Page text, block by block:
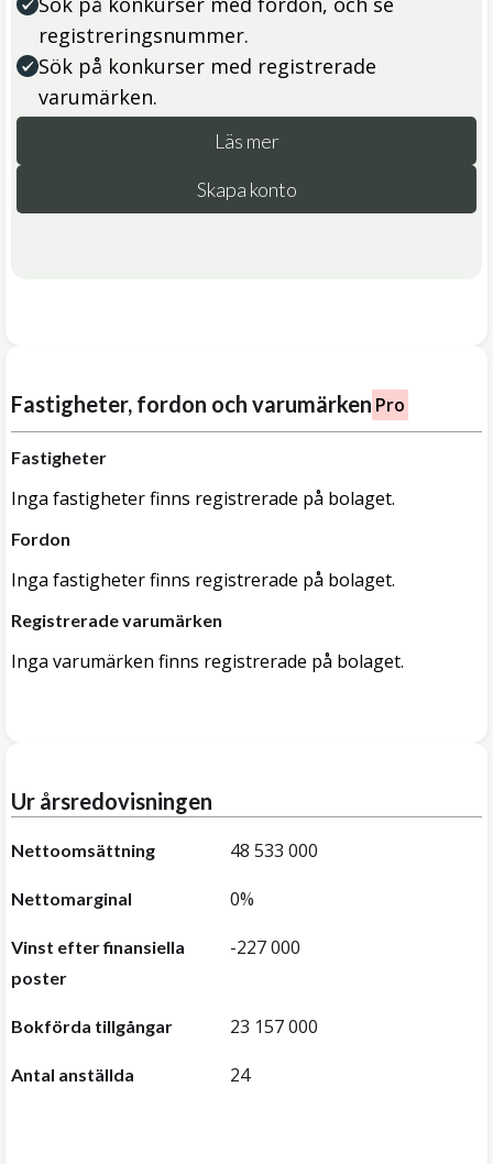
registreringsnummer.
Sök på konkurser med registrerade
varumärken.
Läs mer
Skapa konto
Fastigheter, fordon och varumärken Pro
Fastigheter
Inga fastigheter finns registrerade på bolaget.
Fordon
Inga fastigheter finns registrerade på bolaget.
Registrerade varumärken
Inga varumärken finns registrerade på bolaget.
Ur årsredovisningen
Nettoomsättning 48 533 000
Nettomarginal 0%
Vinst efter finansiella
poster
-227 000
Bokförda tillgångar 23 157 000
Antal anställda 24